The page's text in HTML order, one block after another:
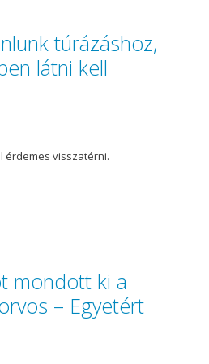
túrázáshoz,
látni kell
érdemes visszatérni.
mondott ki a
– Egyetért